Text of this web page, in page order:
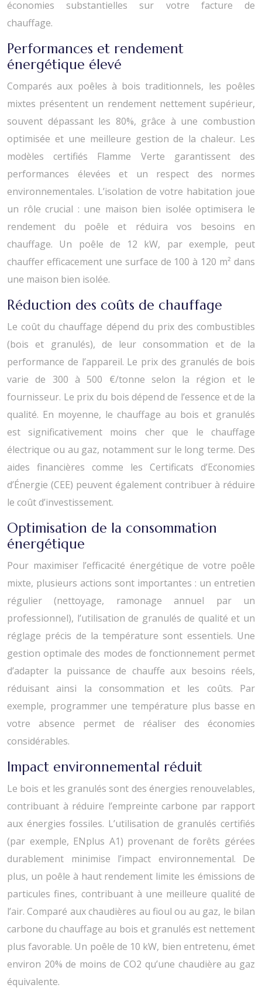
économies substantielles sur votre facture de
chauffage.
Performances et rendement
énergétique élevé
Comparés aux poêles à bois traditionnels, les poêles
mixtes présentent un rendement nettement supérieur,
souvent dépassant les 80%, grâce à une combustion
optimisée et une meilleure gestion de la chaleur. Les
modèles certifiés Flamme Verte garantissent des
performances élevées et un respect des normes
environnementales. L’isolation de votre habitation joue
un rôle crucial : une maison bien isolée optimisera le
rendement du poêle et réduira vos besoins en
chauffage. Un poêle de 12 kW, par exemple, peut
chauffer efficacement une surface de 100 à 120 m² dans
une maison bien isolée.
Réduction des coûts de chauffage
Le coût du chauffage dépend du prix des combustibles
(bois et granulés), de leur consommation et de la
performance de l’appareil. Le prix des granulés de bois
varie de 300 à 500 €/tonne selon la région et le
fournisseur. Le prix du bois dépend de l’essence et de la
qualité. En moyenne, le chauffage au bois et granulés
est significativement moins cher que le chauffage
électrique ou au gaz, notamment sur le long terme. Des
aides financières comme les Certificats d’Economies
d’Énergie (CEE) peuvent également contribuer à réduire
le coût d’investissement.
Optimisation de la consommation
énergétique
Pour maximiser l’efficacité énergétique de votre poêle
mixte, plusieurs actions sont importantes : un entretien
régulier (nettoyage, ramonage annuel par un
professionnel), l’utilisation de granulés de qualité et un
réglage précis de la température sont essentiels. Une
gestion optimale des modes de fonctionnement permet
d’adapter la puissance de chauffe aux besoins réels,
réduisant ainsi la consommation et les coûts. Par
exemple, programmer une température plus basse en
votre absence permet de réaliser des économies
considérables.
Impact environnemental réduit
Le bois et les granulés sont des énergies renouvelables,
contribuant à réduire l’empreinte carbone par rapport
aux énergies fossiles. L’utilisation de granulés certifiés
(par exemple, ENplus A1) provenant de forêts gérées
durablement minimise l’impact environnemental. De
plus, un poêle à haut rendement limite les émissions de
particules fines, contribuant à une meilleure qualité de
l’air. Comparé aux chaudières au fioul ou au gaz, le bilan
carbone du chauffage au bois et granulés est nettement
plus favorable. Un poêle de 10 kW, bien entretenu, émet
environ 20% de moins de CO2 qu’une chaudière au gaz
équivalente.